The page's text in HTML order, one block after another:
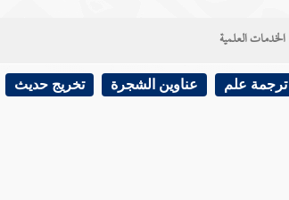
الخدمات العلمية
ترجمة علم عناوين الشجرة تخريج حديث